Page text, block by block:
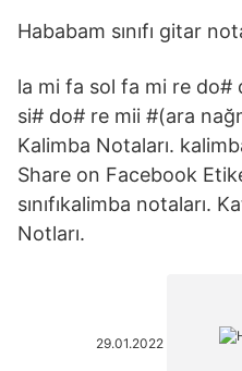
Hababam sınıfı gitar
la mi fa sol fa mi re do#
si# do# re mii #(ara
Kalimba Notaları.
Share on Facebook
sınıfıkalimba notaları.
Notları.
29.01.2022